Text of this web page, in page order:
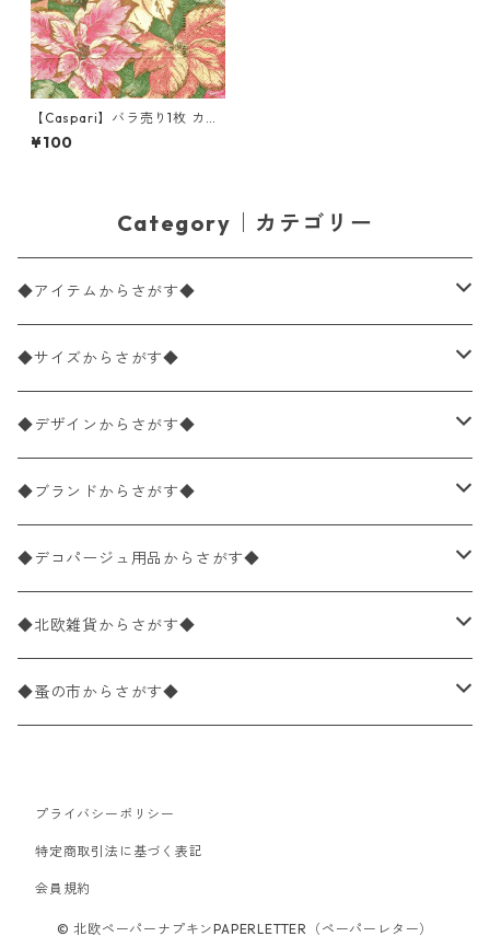
【Caspari】バラ売り1枚 カク
テルサイズ ペーパーナプキン
Poinsettia Pink ゴールドxピ
¥100
Category｜カテゴリー
◆アイテムからさがす◆
ペーパーナプキン2枚バラ売り
ペーパーナプキン1枚バラ売り
ペーパーナプキン20枚入りパック
ペーパーナプキン10枚入りパック
ライスペーパー
ペーパーリネンナプキン
ワックスペーパー
デコパージュ用品
◆サイズからさがす◆
33×33cm（ランチサイズ）
バラ売り
パック売り
25×25cm（カクテルサイズ）
バラ売り
パック売り
40×40cm（ディナーサイズ）
バラ売り
パック売り
21×21cm（ポケットサイズ）
バラ売り
33cm（ラウンド）
◆デザインからさがす◆
花柄
植物・グリーン柄
動物・鳥・昆虫・蝶柄
海・魚柄
食べ物・フルーツ・野菜・ドリンク柄
食器・カトラリー柄
◆ブランドからさがす◆
ドイツ製 IHR/イア
ランチサイズ
カクテルサイズ
ドイツ製 Ambiente/アンビエンテ
ランチサイズ
ドイツ製 Paperproducts Design
カクテルサイズ
ランチサイズ
カクテルサイズ
ドイツ製 ti-flair/ティーフレア
ランチサイズ
ドイツ製 PAW/パウ
◆デコパージュ用品からさがす◆
デコパージュ液
デコパージュ下地
デコパージュはさみ
3Dデコパージュ
◆北欧雑貨からさがす◆
シリコンモールド
トレイ
ポスター・カレンダー
◆蚤の市からさがす◆
北欧雑貨
デコパージュ用品
プライバシーポリシー
特定商取引法に基づく表記
会員規約
© 北欧ペーパーナプキンPAPERLETTER（ペーパーレター）